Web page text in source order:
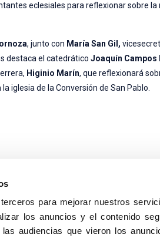
para mejorar nuestros
los anuncios y el contenido
audiencias que vieron los
eclesiales para reflexionar sobre
, junto con María San Gil,
destaca el catedrático Joaquín Campos
Higinio Marín, que reflexionará
iglesia de la Conversión de San Pablo.